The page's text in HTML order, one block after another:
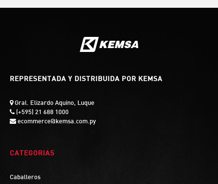
REPRESENTADA Y DISTRIBUIDA POR KEMSA
Gral. Elizardo Aquino, Luque
(+595) 21 688 1000
ecommerce@kemsa.com.py
CATEGORIAS
Caballeros